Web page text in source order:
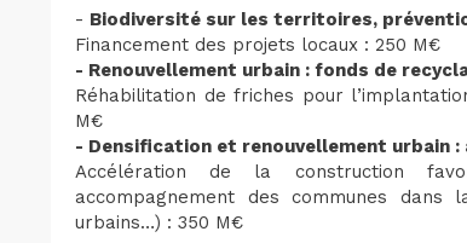
- Biodiversité sur les territoires,
Financement des projets locaux : 250 M€
- Renouvellement urbain : fonds de
Réhabilitation de friches pour
M€
- Densification et renouvellement urbain
Accélération de la construction
accompagnement des communes dans
urbains…) : 350 M€